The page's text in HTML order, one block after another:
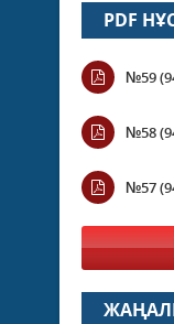
PDF
№59
№58
№57